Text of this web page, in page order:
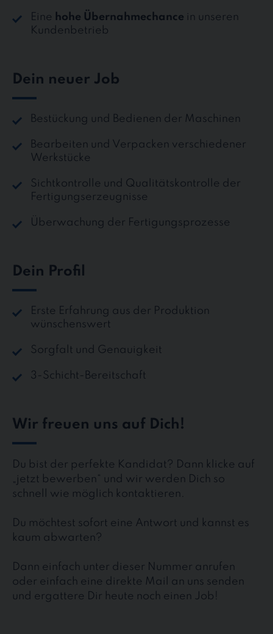
Eine hohe Übernahmechance in unseren
Kundenbetrieb
Dein neuer Job
Bestückung und Bedienen der Maschinen
Bearbeiten und Verpacken verschiedener
Werkstücke
Sichtkontrolle und Qualitätskontrolle der
Fertigungserzeugnisse
Überwachung der Fertigungsprozesse
Dein Profil
Erste Erfahrung aus der Produktion
wünschenswert
Sorgfalt und Genauigkeit
3-Schicht-Bereitschaft
Wir freuen uns auf Dich!
Du bist der perfekte Kandidat? Dann klicke auf
„jetzt bewerben“ und wir werden Dich so
schnell wie möglich kontaktieren.
Du möchtest sofort eine Antwort und kannst es
kaum abwarten?
Dann einfach unter dieser Nummer anrufen
oder einfach eine direkte Mail an uns senden
und ergattere Dir heute noch einen Job!